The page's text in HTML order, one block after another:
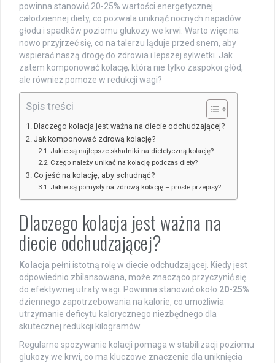
powinna stanowić 20-25% wartości energetycznej
całodziennej diety, co pozwala uniknąć nocnych napadów
głodu i spadków poziomu glukozy we krwi. Warto więc na
nowo przyjrzeć się, co na talerzu ląduje przed snem, aby
wspierać naszą drogę do zdrowia i lepszej sylwetki. Jak
zatem komponować kolację, która nie tylko zaspokoi głód,
ale również pomoże w redukcji wagi?
Spis treści
Dlaczego kolacja jest ważna na diecie odchudzającej?
Jak komponować zdrową kolację?
Jakie są najlepsze składniki na dietetyczną kolację?
Czego należy unikać na kolację podczas diety?
Co jeść na kolację, aby schudnąć?
Jakie są pomysły na zdrową kolację – proste przepisy?
Dlaczego kolacja jest ważna na
diecie odchudzającej?
Kolacja pełni istotną rolę w diecie odchudzającej. Kiedy jest
odpowiednio zbilansowana, może znacząco przyczynić się
do efektywnej utraty wagi. Powinna stanowić około 20-25%
dziennego zapotrzebowania na kalorie, co umożliwia
utrzymanie deficytu kalorycznego niezbędnego dla
skutecznej redukcji kilogramów.
Regularne spożywanie kolacji pomaga w stabilizacji poziomu
glukozy we krwi, co ma kluczowe znaczenie dla uniknięcia